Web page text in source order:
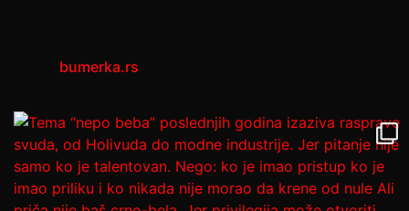
bumerka.rs